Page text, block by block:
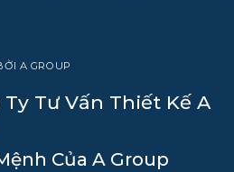
A GROUP
Tư Vấn Thiết Kế A
Của A Group